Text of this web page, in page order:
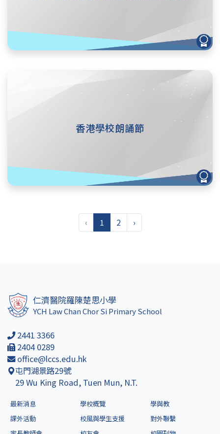
香港學校朗誦節
‹ 1 2 ›
仁濟醫院羅陳楚思小學
YCH Law Chan Chor Si Primary School
2441 3366
2404 0289
office@lccs.edu.hk
屯門湖景路29號
29 Wu King Road, Tuen Mun, N.T.
最新消息 學校概覽
學與教
課外活動
校風與學生支援
對外聯繫